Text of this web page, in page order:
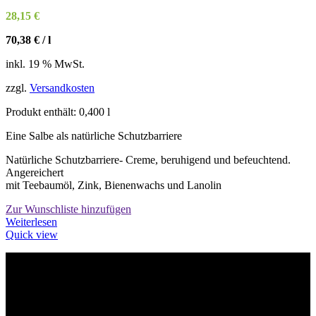
28,15 €
70,38 € /l
inkl. 19 % MwSt.
zzgl. Versandkosten
Produkt enthält: 0,400 l
Eine Salbe als natürliche Schutzbarriere
Natürliche Schutzbarriere- Creme, beruhigend und befeuchtend.
Angereichert
mit Teebaumöl, Zink, Bienenwachs und Lanolin
Zur Wunschliste hinzufügen
Weiterlesen
Quick view